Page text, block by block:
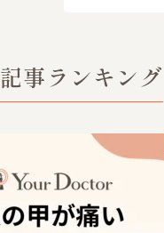
記事ランキング